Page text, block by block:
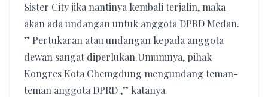
Sister City jika nantinya kembali terjalin, maka
akan ada undangan untuk anggota DPRD Medan.
” Pertukaran atau undangan kepada anggota
dewan sangat diperlukan.Umumnya, pihak
Kongres Kota Chemgdung mengundang teman-
teman anggota DPRD ,” katanya.